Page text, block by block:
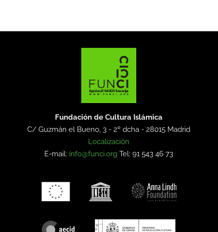
Fundación de Cultura Islámica
C/ Guzmán el Bueno, 3 - 2º dcha -28015 Madrid
Localización
E-mail: info@funci.org Tel: 91 543 46 73